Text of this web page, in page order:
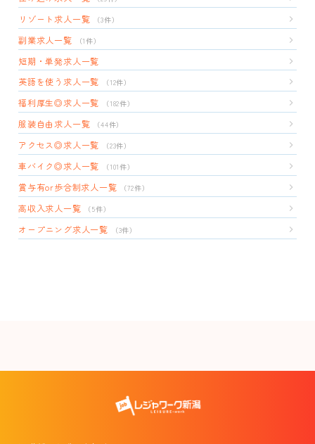
リゾート求人一覧 （3件）
副業求人一覧 （1件）
短期・単発求人一覧
英語を使う求人一覧
（12件）
福利厚生◎求人一覧 （182件）
服装自由求人一覧 （44件）
アクセス◎求人一覧 （23件）
車バイク◎求人一覧 （101件）
賞与有or歩合制求人一覧 （72件）
高収入求人一覧 （5件）
オープニング求人一覧 （3件）